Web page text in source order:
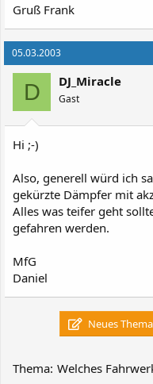
Gruß Frank
05.03.2003
D DJ_Miracle
Gast
Hi ;-)
Also, generell würd ich
gekürzte Dämpfer mit
Alles was teifer geht
gefahren werden.
MfG
Daniel
Neues
Thema: Welches